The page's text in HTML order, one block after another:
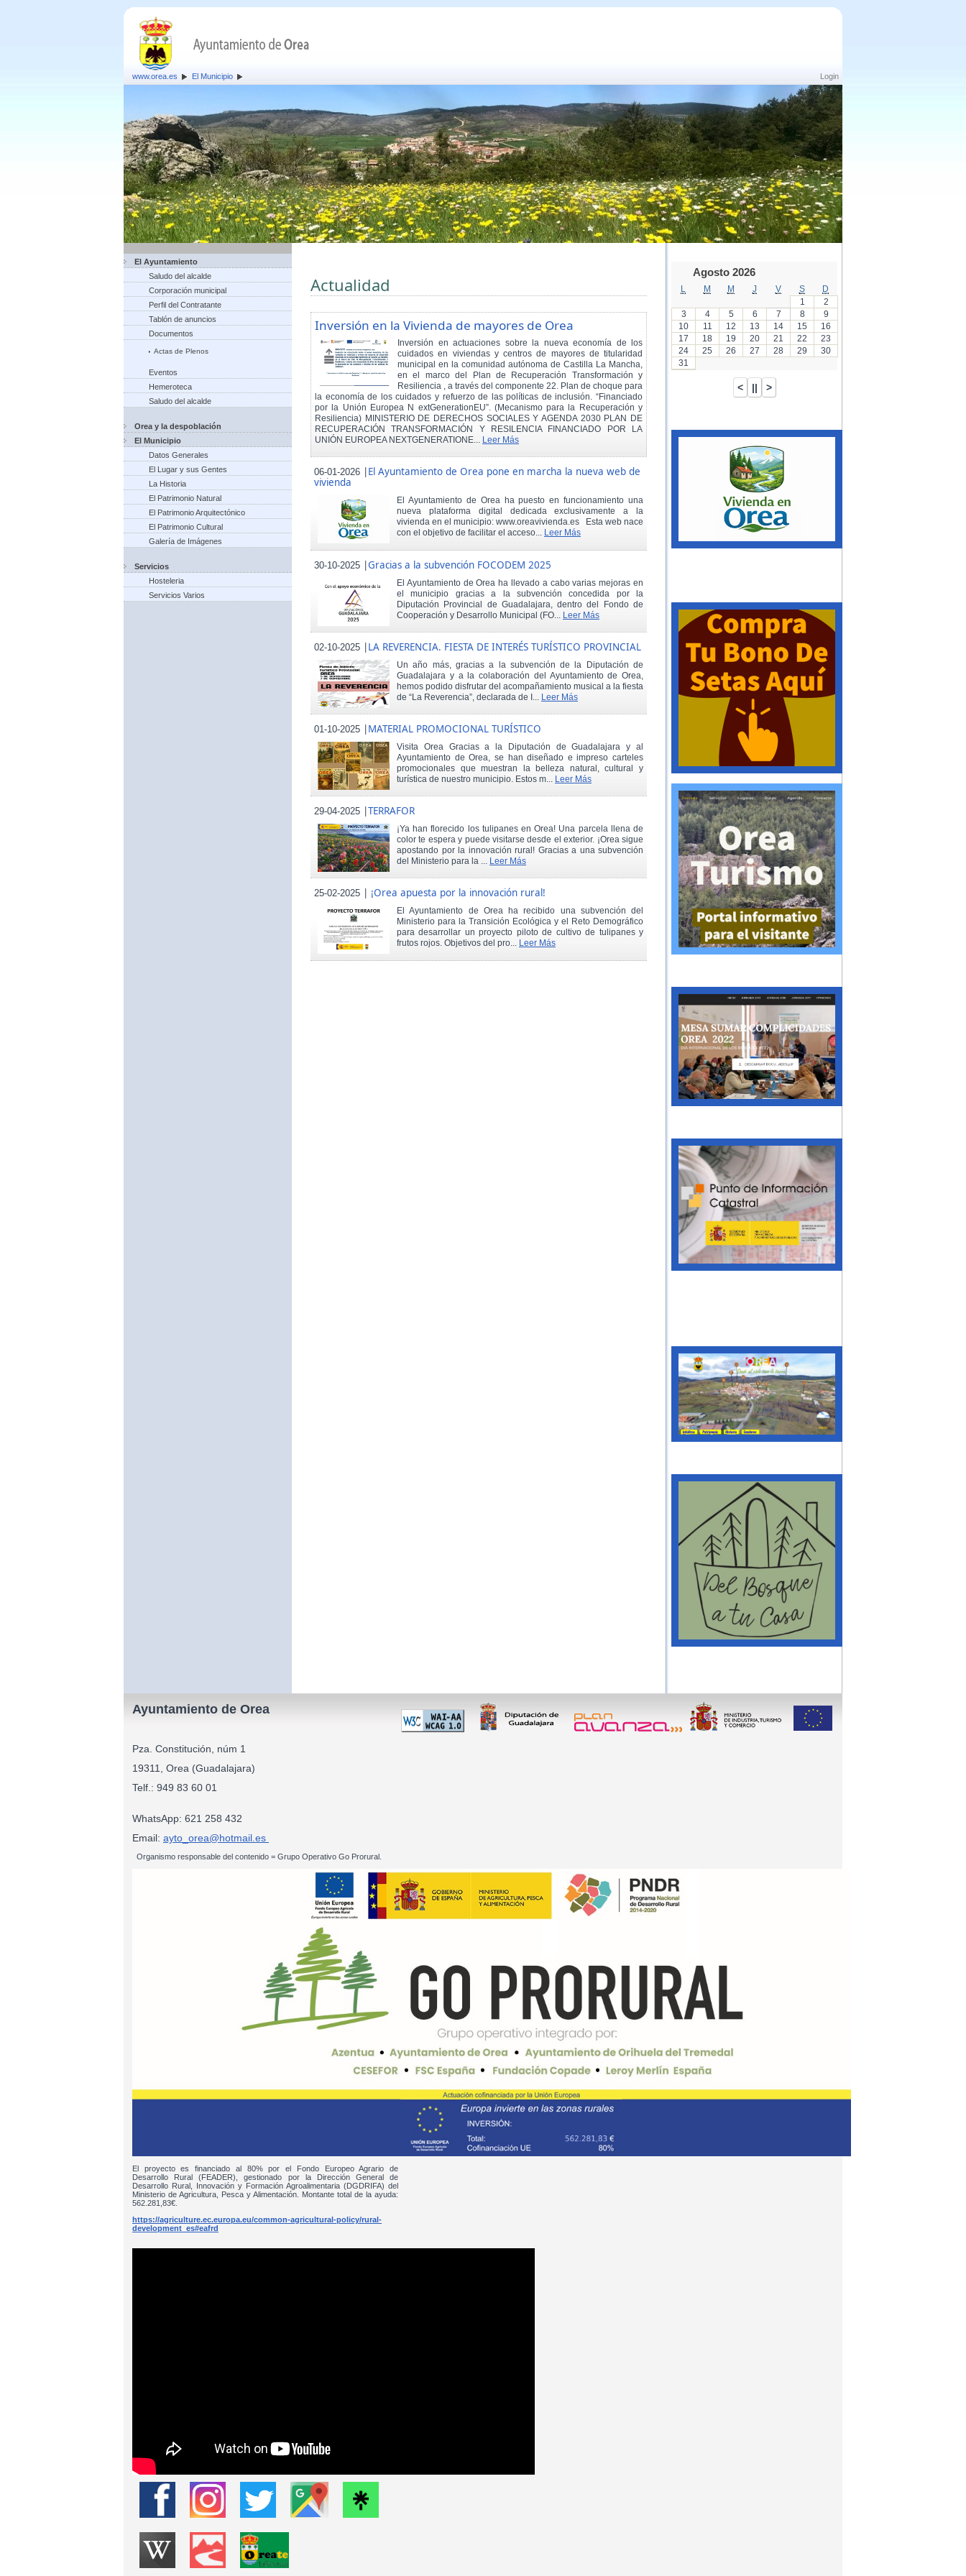
Login
www.orea.es El Municipio
El Ayuntamiento
Saludo del alcalde
Corporación municipal
Perfil del Contratante
Tablón de anuncios
Documentos
Actas de Plenos
Eventos
Hemeroteca
Saludo del alcalde
Orea y la despoblación
El Municipio
Datos Generales
El Lugar y sus Gentes
La Historia
El Patrimonio Natural
El Patrimonio Arquitectónico
El Patrimonio Cultural
Galería de Imágenes
Servicios
Hosteleria
Servicios Varios
Actualidad
Inversión en la Vivienda de mayores de Orea
Inversión en actuaciones sobre la nueva economía de los
cuidados en viviendas y centros de mayores de titularidad
municipal en la comunidad autónoma de Castilla La Mancha,
en el marco del Plan de Recuperación Transformación y
Resiliencia , a través del componente 22. Plan de choque para
la economía de los cuidados y refuerzo de las políticas de inclusión. “Financiado
por la Unión Europea N extGenerationEU”. (Mecanismo para la Recuperación y
Resiliencia) MINISTERIO DE DERECHOS SOCIALES Y AGENDA 2030 PLAN DE
RECUPERACIÓN TRANSFORMACIÓN Y RESILENCIA FINANCIADO POR LA
UNIÓN EUROPEA NEXTGENERATIONE... Leer Más
06-01-2026 |El Ayuntamiento de Orea pone en marcha la nueva web de
vivienda
El Ayuntamiento de Orea ha puesto en funcionamiento una
nueva plataforma digital dedicada exclusivamente a la
vivienda en el municipio: www.oreavivienda.es Esta web nace
con el objetivo de facilitar el acceso... Leer Más
30-10-2025 |Gracias a la subvención FOCODEM 2025
El Ayuntamiento de Orea ha llevado a cabo varias mejoras en
el municipio gracias a la subvención concedida por la
Diputación Provincial de Guadalajara, dentro del Fondo de
Cooperación y Desarrollo Municipal (FO... Leer Más
02-10-2025 |LA REVERENCIA. FIESTA DE INTERÉS TURÍSTICO PROVINCIAL
Un año más, gracias a la subvención de la Diputación de
Guadalajara y a la colaboración del Ayuntamiento de Orea,
hemos podido disfrutar del acompañamiento musical a la fiesta
de “La Reverencia”, declarada de I... Leer Más
01-10-2025 |MATERIAL PROMOCIONAL TURÍSTICO
Visita Orea Gracias a la Diputación de Guadalajara y al
Ayuntamiento de Orea, se han diseñado e impreso carteles
promocionales que muestran la belleza natural, cultural y
turística de nuestro municipio. Estos m... Leer Más
29-04-2025 |TERRAFOR
¡Ya han florecido los tulipanes en Orea! Una parcela llena de
color te espera y puede visitarse desde el exterior. ¡Orea sigue
apostando por la innovación rural! Gracias a una subvención
del Ministerio para la ... Leer Más
25-02-2025 ¡Orea apuesta por la innovación rural!
El Ayuntamiento de Orea ha recibido una subvención del
Ministerio para la Transición Ecológica y el Reto Demográfico
para desarrollar un proyecto piloto de cultivo de tulipanes y
frutos rojos. Objetivos del pro... Leer Más
Agosto 2026
M M J V S
D
1
2
3
4 5 6 7 8
9
10
11 12 13 14 15
16
17
18 19 20 21 22
23
24
25 26 27 28 29
30
31
Ayuntamiento de Orea
Pza. Constitución, núm 1
19311, Orea (Guadalajara)
Telf.: 949 83 60 01
WhatsApp: 621 258 432
Email: ayto_orea@hotmail.es
Organismo responsable del contenido = Grupo Operativo Go Prorural.
El proyecto es financiado al 80% por el Fondo Europeo Agrario de
Desarrollo Rural (FEADER), gestionado por la Dirección General de
Desarrollo Rural, Innovación y Formación Agroalimentaria (DGDRIFA) del
Ministerio de Agricultura, Pesca y Alimentación. Montante total de la ayuda:
562.281,83€.
https://agriculture.ec.europa.eu/common-agricultural-policy/rural-
development_es#eafrd